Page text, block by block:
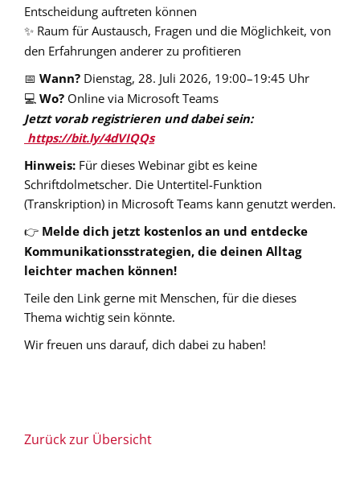
Entscheidung auftreten können
✨ Raum für Austausch, Fragen und die Möglichkeit, von
den Erfahrungen anderer zu profitieren
📅 Wann? Dienstag, 28. Juli 2026, 19:00–19:45 Uhr
💻 Wo? Online via Microsoft Teams
Jetzt vorab registrieren und dabei sein:
https://bit.ly/4dVIQQs
Hinweis: Für dieses Webinar gibt es keine
Schriftdolmetscher. Die Untertitel-Funktion
(Transkription) in Microsoft Teams kann genutzt werden.
👉 Melde dich jetzt kostenlos an und entdecke
Kommunikationsstrategien, die deinen Alltag
leichter machen können!
Teile den Link gerne mit Menschen, für die dieses
Thema wichtig sein könnte.
Wir freuen uns darauf, dich dabei zu haben!
Zurück zur Übersicht